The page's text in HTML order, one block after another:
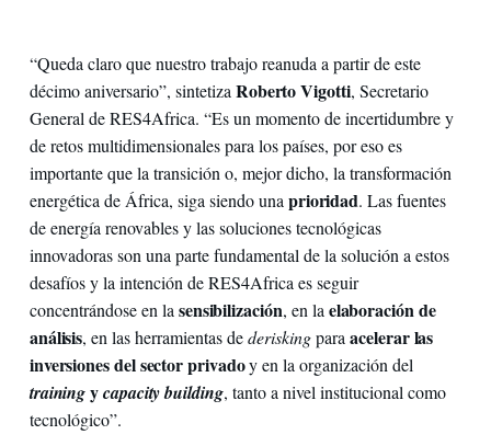
“Queda claro que nuestro trabajo reanuda a partir de este
décimo aniversario”, sintetiza Roberto Vigotti, Secretario
General de RES4Africa. “Es un momento de incertidumbre y
de retos multidimensionales para los países, por eso es
importante que la transición o, mejor dicho, la transformación
energética de África, siga siendo una prioridad. Las fuentes
de energía renovables y las soluciones tecnológicas
innovadoras son una parte fundamental de la solución a estos
desafíos y la intención de RES4Africa es seguir
concentrándose en la sensibilización, en la elaboración de
análisis, en las herramientas dederiskingparaacelerar las
inversiones del sector privadoy en la organización del
trainingycapacity building, tanto a nivel institucional como
tecnológico”.